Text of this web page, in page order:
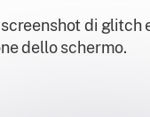
di glitch
dello schermo.